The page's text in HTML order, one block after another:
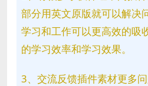
部分用英文原版就可以解决
学习和工作可以更高效的吸
的学习效率和学习效果。
3、交流反馈插件素材更多